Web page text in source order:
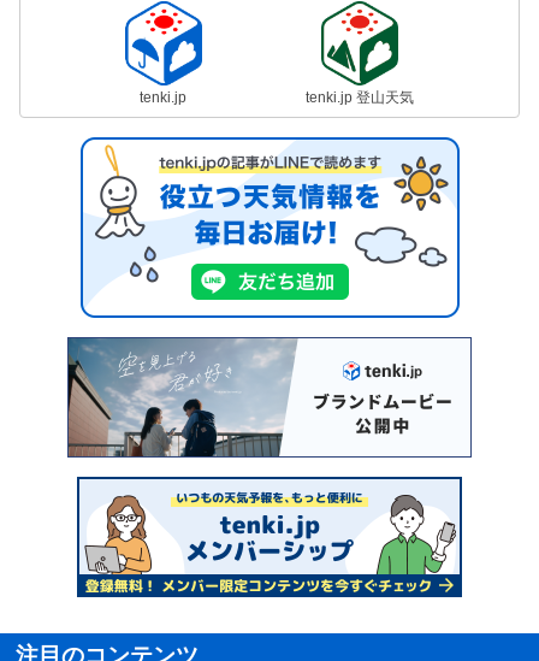
tenki.jp tenki.jp 登山天気
注目のコンテンツ